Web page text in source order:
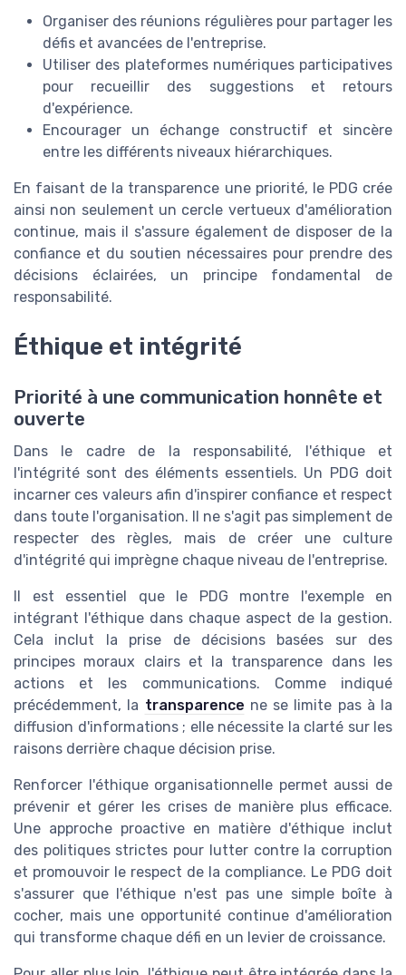
Organiser des réunions régulières pour partager les
défis et avancées de l'entreprise.
Utiliser des plateformes numériques participatives
pour recueillir des suggestions et retours
d'expérience.
Encourager un échange constructif et sincère
entre les différents niveaux hiérarchiques.
En faisant de la transparence une priorité, le PDG crée
ainsi non seulement un cercle vertueux d'amélioration
continue, mais il s'assure également de disposer de la
confiance et du soutien nécessaires pour prendre des
décisions éclairées, un principe fondamental de
responsabilité.
Éthique et intégrité
Priorité à une communication honnête et
ouverte
Dans le cadre de la responsabilité, l'éthique et
l'intégrité sont des éléments essentiels. Un PDG doit
incarner ces valeurs afin d'inspirer confiance et respect
dans toute l'organisation. Il ne s'agit pas simplement de
respecter des règles, mais de créer une culture
d'intégrité qui imprègne chaque niveau de l'entreprise.
Il est essentiel que le PDG montre l'exemple en
intégrant l'éthique dans chaque aspect de la gestion.
Cela inclut la prise de décisions basées sur des
principes moraux clairs et la transparence dans les
actions et les communications. Comme indiqué
précédemment, la transparence ne se limite pas à la
diffusion d'informations ; elle nécessite la clarté sur les
raisons derrière chaque décision prise.
Renforcer l'éthique organisationnelle permet aussi de
prévenir et gérer les crises de manière plus efficace.
Une approche proactive en matière d'éthique inclut
des politiques strictes pour lutter contre la corruption
et promouvoir le respect de la compliance. Le PDG doit
s'assurer que l'éthique n'est pas une simple boîte à
cocher, mais une opportunité continue d'amélioration
qui transforme chaque défi en un levier de croissance.